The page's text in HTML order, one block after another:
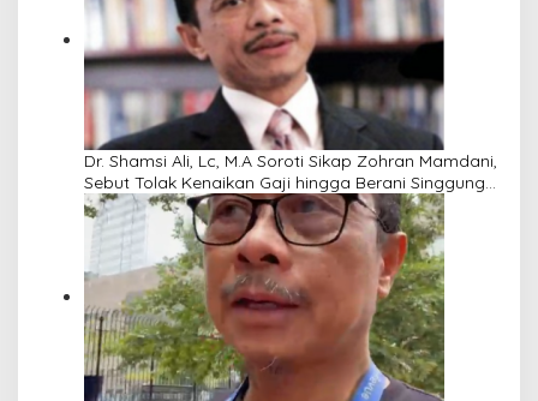
Dr. Shamsi Ali, Lc, M.A Soroti Sikap Zohran Mamdani,
Sebut Tolak Kenaikan Gaji hingga Berani Singgung
Netanyahu